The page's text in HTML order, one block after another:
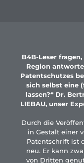
B4B-Leser
Region
Patentschutzes
sich selbst eine
lassen?“ Dr.
LIEBAU, unser
Durch die
in Gestalt einer
Patentschrift ist
neu. Er kann
von Dritten